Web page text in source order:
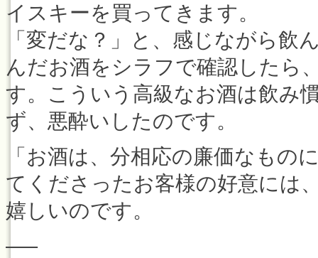
イスキーを買ってきます。
「変だな？」と、感じながら飲
んだお酒をシラフで確認したら
す。こういう高級なお酒は飲み
ず、悪酔いしたのです。
「お酒は、分相応の廉価なもの
てくださったお客様の好意には
嬉しいのです。
—–